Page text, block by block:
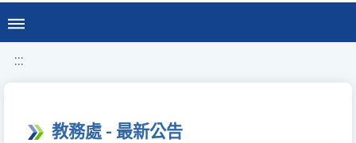
:::
教務處 - 最新公告